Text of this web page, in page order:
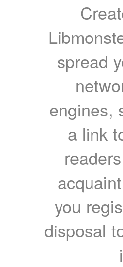
spread
engines,
a link
you
disposal